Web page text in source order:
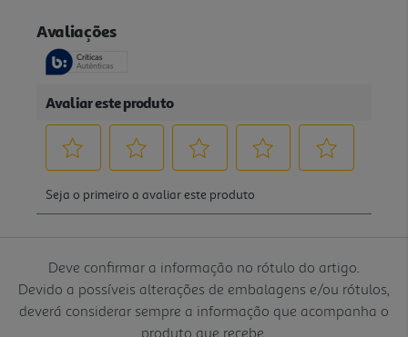
Deve confirmar a informação no rótulo do artigo.
Devido a possíveis alterações de embalagens e/ou rótulos,
deverá considerar sempre a informação que acompanha o
produto que recebe.